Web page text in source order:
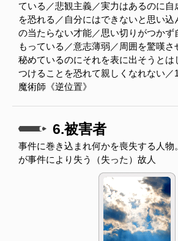
ている／悲観主義／実力はあるのに自
を恐れる／自分にはできないと思い込
の当たらない才能／思い切りがつかず
もっている／意志薄弱／周囲を驚嘆さ
秘めているのにそれを表に出そうとは
つけることを恐れて親しくなれない／
魔術師《逆位置》
6.被害者
事件に巻き込まれ何かを喪失する人物
が事件により失う（失った）故人